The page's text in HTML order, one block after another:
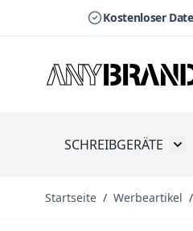
Kostenloser
SCHREIBGERÄTE
Startseite / Werbeartikel /